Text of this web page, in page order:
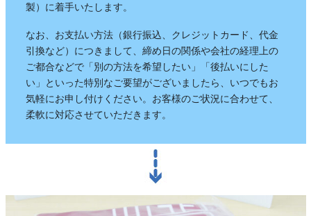
製）に着手いたします。
なお、お支払い方法（銀行振込、クレジットカード、代金
引換など）につきまして、締め日の関係や会社の経理上の
ご都合などで「別の方法を希望したい」「後払いにした
い」といった特別なご要望がございましたら、いつでもお
気軽にお申し付けください。お客様のご状況に合わせて、
柔軟に対応させていただきます。
ん）」といいます。その土地にあ
った色合いや絵柄、風合いが用意
されるので、祭りの景色の一部に
なります。
森佐は獅子頭で全国的に名高い知